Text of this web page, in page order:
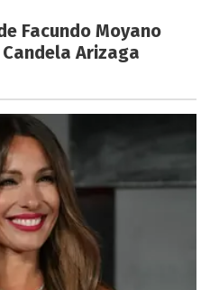
Facundo Moyano
Arizaga